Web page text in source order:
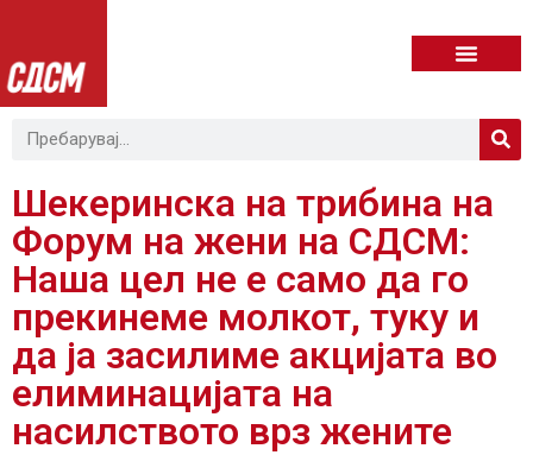
Шекеринска на трибина на
Форум на жени на СДСМ:
Наша цел не е само да го
прекинеме молкот, туку и
да ја засилиме акцијата во
елиминацијата на
насилството врз жените